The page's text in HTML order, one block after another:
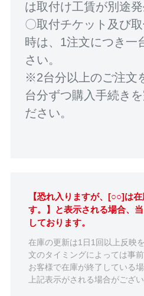
は取付け工賃が別途発
〇取付チケット及び
時は、1注文につき一
さい。
※2台分以上のご注文
台分ずつ購入手続き
ださい。
【恐れ入りますが、[○○]は
す。】と表示される場合、
しております。
在庫の更新は1日1回以上反映
文のタイミングによっては事
お客様で在庫が終了している
上記表示がされる場合がござ